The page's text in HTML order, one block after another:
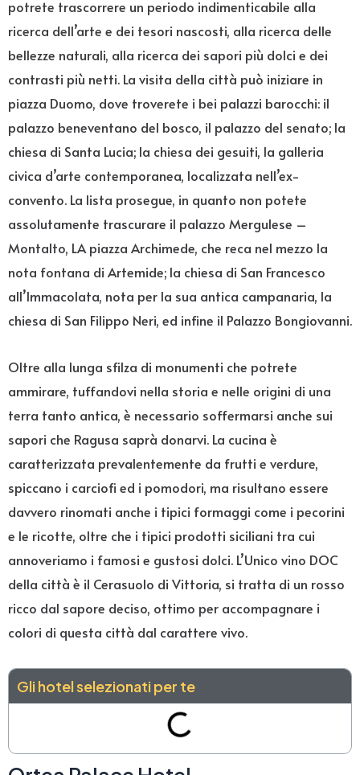
potrete trascorrere un periodo indimenticabile alla
ricerca dell’arte e dei tesori nascosti, alla ricerca delle
bellezze naturali, alla ricerca dei sapori più dolci e dei
contrasti più netti. La visita della città può iniziare in
piazza Duomo, dove troverete i bei palazzi barocchi: il
palazzo beneventano del bosco, il palazzo del senato; la
chiesa di Santa Lucia; la chiesa dei gesuiti, la galleria
civica d’arte contemporanea, localizzata nell’ex-
convento. La lista prosegue, in quanto non potete
assolutamente trascurare il palazzo Mergulese –
Montalto, LA piazza Archimede, che reca nel mezzo la
nota fontana di Artemide; la chiesa di San Francesco
all’Immacolata, nota per la sua antica campanaria, la
chiesa di San Filippo Neri, ed infine il Palazzo Bongiovanni.
Oltre alla lunga sfilza di monumenti che potrete
ammirare, tuffandovi nella storia e nelle origini di una
terra tanto antica, è necessario soffermarsi anche sui
sapori che Ragusa saprà donarvi. La cucina è
caratterizzata prevalentemente da frutti e verdure,
spiccano i carciofi ed i pomodori, ma risultano essere
davvero rinomati anche i tipici formaggi come i pecorini
e le ricotte, oltre che i tipici prodotti siciliani tra cui
annoveriamo i famosi e gustosi dolci. L’Unico vino DOC
della città è il Cerasuolo di Vittoria, si tratta di un rosso
ricco dal sapore deciso, ottimo per accompagnare i
colori di questa città dal carattere vivo.
Gli hotel selezionati per te